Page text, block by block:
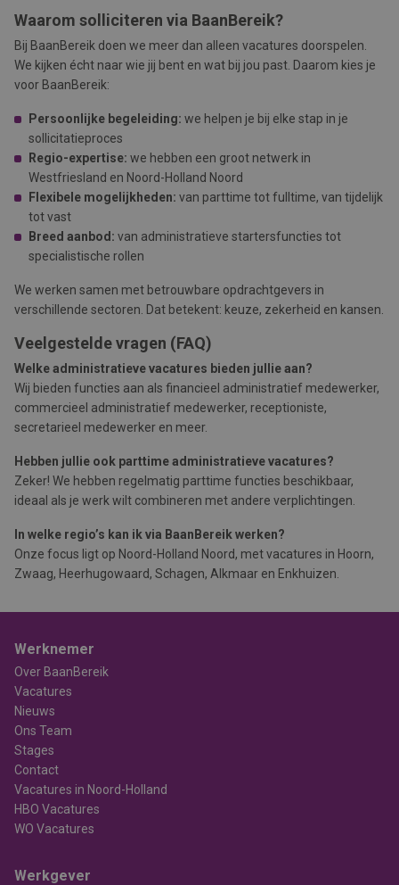
Waarom solliciteren via BaanBereik?
Bij BaanBereik doen we meer dan alleen vacatures doorspelen.
We kijken écht naar wie jij bent en wat bij jou past. Daarom kies je
voor BaanBereik:
Persoonlijke begeleiding: we helpen je bij elke stap in je
sollicitatieproces
Regio-expertise: we hebben een groot netwerk in
Westfriesland en Noord-Holland Noord
Flexibele mogelijkheden: van parttime tot fulltime, van tijdelijk
tot vast
Breed aanbod: van administratieve startersfuncties tot
specialistische rollen
We werken samen met betrouwbare opdrachtgevers in
verschillende sectoren. Dat betekent: keuze, zekerheid en kansen.
Veelgestelde vragen (FAQ)
Welke administratieve vacatures bieden jullie aan?
Wij bieden functies aan als financieel administratief medewerker,
commercieel administratief medewerker, receptioniste,
secretarieel medewerker en meer.
Hebben jullie ook parttime administratieve vacatures?
Zeker! We hebben regelmatig parttime functies beschikbaar,
ideaal als je werk wilt combineren met andere verplichtingen.
In welke regio’s kan ik via BaanBereik werken?
Onze focus ligt op Noord-Holland Noord, met vacatures in Hoorn,
Zwaag, Heerhugowaard, Schagen, Alkmaar en Enkhuizen.
Werknemer
Over BaanBereik
Vacatures
Nieuws
Ons Team
Stages
Contact
Vacatures in Noord-Holland
HBO Vacatures
WO Vacatures
Werkgever